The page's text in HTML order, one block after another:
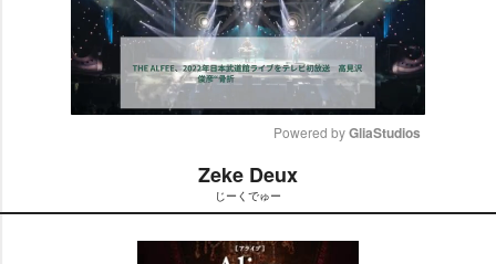
t
e
Powered by GliaStudios
Zeke Deux
じーくでゅー